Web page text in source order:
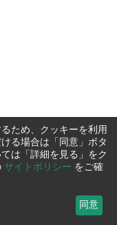
ため、クッキーを利用
る場合は「同意」ボタ
は「詳細を見る」をク
サイトポリシー をご確
同意